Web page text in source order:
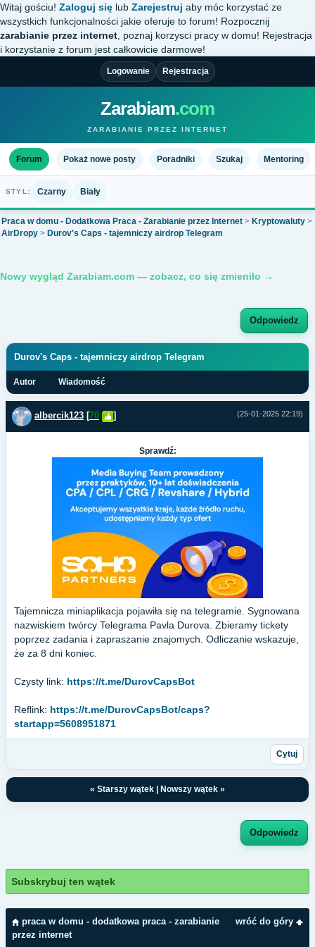
Witaj gościu! Zaloguj się lub Zarejestruj aby móc korzystać ze
wszystkich funkcjonalności jakie oferuje to forum! Rozpocznij
zarabianie przez internet , poznaj korzysci pracy w domu! Rejestracja
i korzystanie z forum jest całkowicie darmowe!
Logowanie Rejestracja
Zarabiam.com
ZARABIANIE PRZEZ INTERNET
Forum Pokaż nowe posty Poradniki Szukaj Mentoring
STYL: Czarny Biały
Praca w domu - Dodatkowa Praca - Zarabianie przez Internet > Kryptowaluty >
AirDropy > Durov's Caps - tajemniczy airdrop Telegram
Nowy wygląd Zarabiam.com — zobacz, co się zmieniło →
Odpowiedz
Durov's Caps - tajemniczy airdrop Telegram
Autor Wiadomość
(25-01-2025 22:19)
albercik123 [70 ]
Sprawdź:
Tajemnicza miniaplikacja pojawiła się na telegramie. Sygnowana
nazwiskiem twórcy Telegrama Pavla Durova. Zbieramy tickety
poprzez zadania i zapraszanie znajomych. Odliczanie wskazuje,
że za 8 dni koniec.
Czysty link: https://t.me/DurovCapsBot
Reflink: https://t.me/DurovCapsBot/caps?
startapp=5608951871
Cytuj
« Starszy wątek Nowszy wątek »
Odpowiedz
Subskrybuj ten wątek
wróć do góry
praca w domu - dodatkowa praca - zarabianie
przez internet